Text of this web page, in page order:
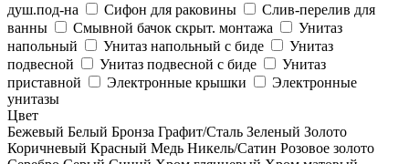
душ.под-на
Сифон для раковины
Слив-перелив для
ванны
Смывной бачок скрыт. монтажа
Унитаз
напольный
Унитаз напольный с биде
Унитаз
подвесной
Унитаз подвесной с биде
Унитаз
приставной
Электронные крышки
Электронные
унитазы
Цвет
Бежевый Белый Бронза Графит/Сталь Зеленый Золото
Коричневый Красный Медь Никель/Сатин Розовое золото